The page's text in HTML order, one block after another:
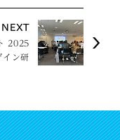
NEXT
2025
ン研